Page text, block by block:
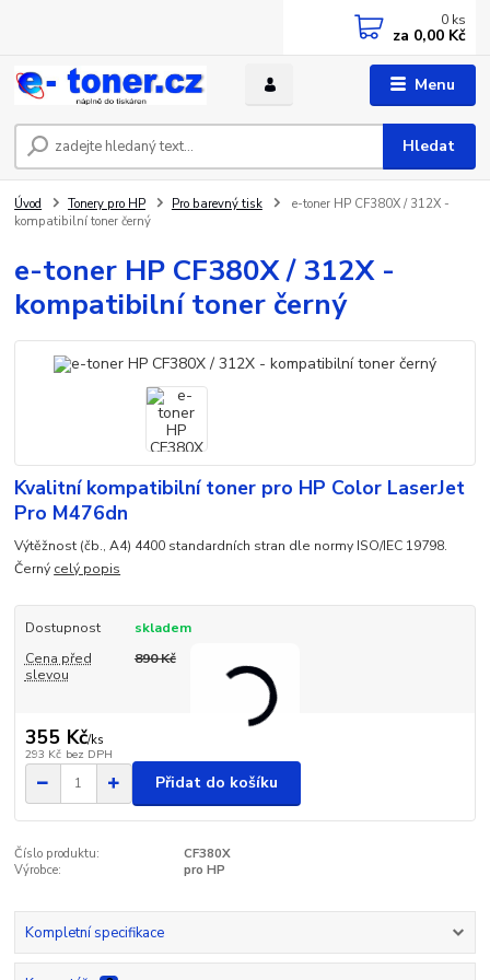
Menu
Hledat
0 ks
za 0,00 Kč
Úvod Tonery pro HP Pro barevný tisk
e-toner HP CF380X / 312X -
kompatibilní toner černý
e-toner HP CF380X / 312X -
kompatibilní toner černý
Kvalitní kompatibilní toner pro HP Color LaserJet
Pro M476dn
Výtěžnost (čb., A4) 4400 standardních stran dle normy ISO/IEC 19798.
Černý celý popis
Dostupnost
skladem
Cena před
slevou
890 Kč
355 Kč/ks
293 Kč bez DPH
Přidat do košíku
Číslo produktu:
CF380X
Výrobce:
pro HP
Kompletní specifikace